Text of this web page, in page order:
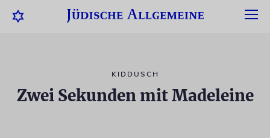
KIDDUSCH
Zwei Sekunden mit Madeleine